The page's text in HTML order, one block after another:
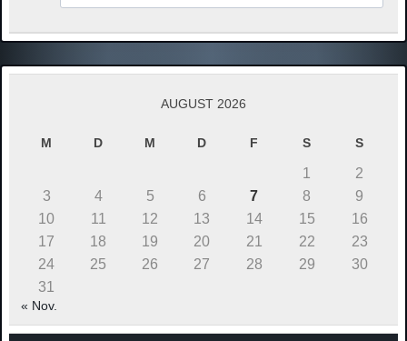
AUGUST 2026
M D M D F S S
1
2
3
4 5 6 7 8
9
10
11 12 13 14 15
16
17
18 19 20 21 22
23
24
25 26 27 28 29
30
31
« Nov.